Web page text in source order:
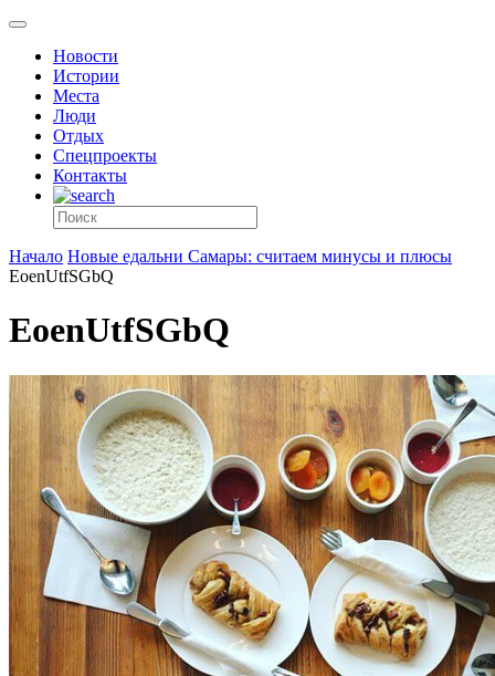
Новости
Истории
Места
Люди
Отдых
Спецпроекты
Контакты
Начало Новые едальни Самары: считаем минусы и плюсы
EoenUtfSGbQ
EoenUtfSGbQ